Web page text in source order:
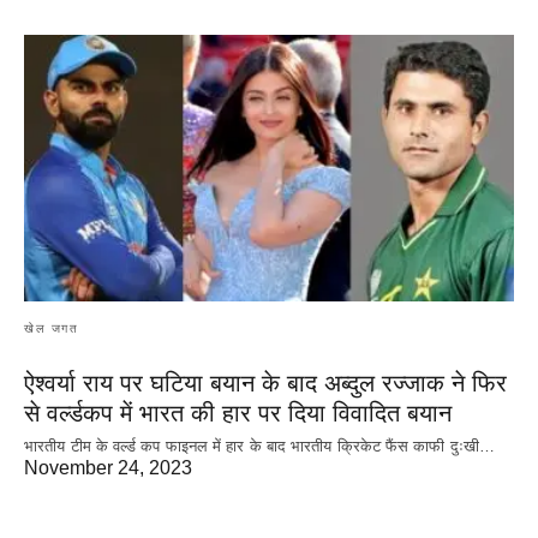
खेल जगत
ऐश्वर्या राय पर‌ घटिया बयान के बाद अब्दुल रज्जाक ने फिर
से वर्ल्डकप में भारत की हार पर दिया विवादित बयान
भारतीय टीम के वर्ल्ड कप फाइनल में हार के‌ बाद भारतीय क्रिकेट फैंस काफी दुःखी…
November 24, 2023